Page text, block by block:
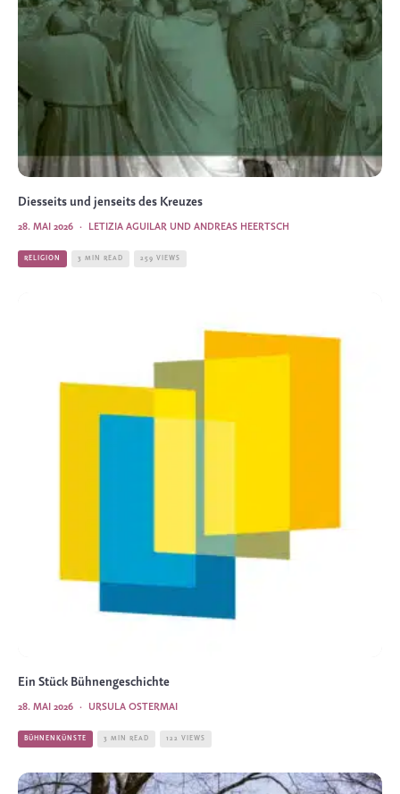
Diesseits und jenseits des Kreuzes
LETIZIA AGUILAR UND ANDREAS HEERTSCH
·
28. MAI 2026
RELIGION 3 MIN READ 259 VIEWS
Ein Stück Bühnengeschichte
URSULA OSTERMAI
·
28. MAI 2026
BÜHNENKÜNSTE 3 MIN READ 122 VIEWS